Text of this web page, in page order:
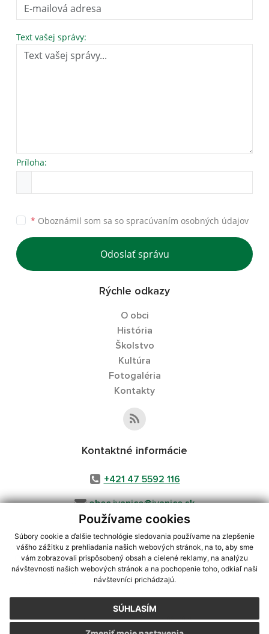
Používame cookies
Súbory cookie a ďalšie technológie sledovania používame na zlepšenie
vášho zážitku z prehliadania našich webových stránok, na to, aby sme
vám zobrazovali prispôsobený obsah a cielené reklamy, na analýzu
návštevnosti našich webových stránok a na pochopenie toho, odkiaľ naši
návštevníci prichádzajú.
SÚHLASÍM
Text vašej správy:
Príloha:
* Oboznámil som sa so spracúvaním osobných údajov
Odoslať správu
Rýchle odkazy
O obci
História
Školstvo
Kultúra
Fotogaléria
Kontakty
Kontaktné informácie
+421 47 5592 116
obec.ivanice@ivanice.sk
využite možnosť získavania aktuálnych informácií s využitím RSS
CMS systém (redakčný) systém ECHELON 2,Mapa stránok,web portál
webex.digital, s.r.o.,domény,registrácia domény
Posledná aktualizácia:03.08.2026